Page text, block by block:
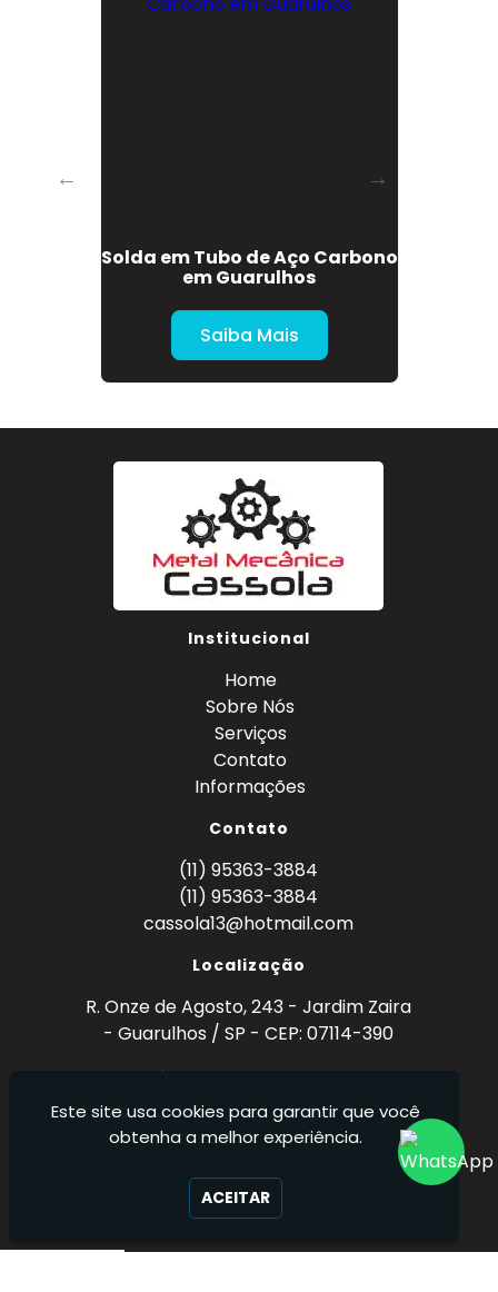
Solda em Tubo de Aço Carbono
em Guarulhos
Saiba Mais
Institucional
Home
Sobre Nós
Serviços
Contato
Informações
Contato
(11) 95363-3884
(11) 95363-3884
cassola13@hotmail.com
Localização
R. Onze de Agosto, 243 - Jardim Zaira
- Guarulhos / SP - CEP: 07114-390
Metal Mecânica Cassola - Metalurgia – Ferro,
Este site usa cookies para garantir que você
obtenha a melhor experiência.
ACEITAR